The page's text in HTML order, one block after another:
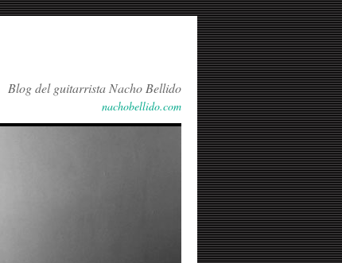
Blog del guitarrista Nacho Bellido
nachobellido.com